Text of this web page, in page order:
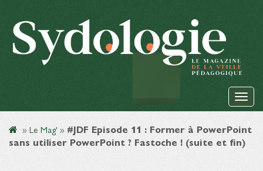
» Le Mag' » #JDF Episode 11 : Former à PowerPoint
sans utiliser PowerPoint ? Fastoche ! (suite et fin)